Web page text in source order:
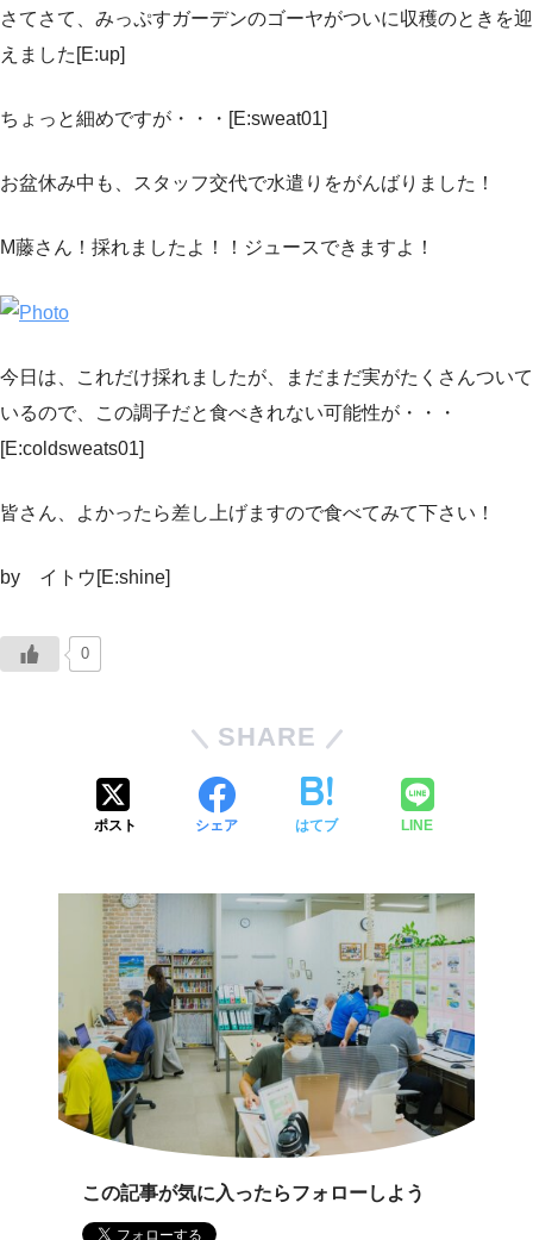
さてさて、みっぷすガーデンのゴーヤがついに収穫のときを迎
えました[E:up]
ちょっと細めですが・・・[E:sweat01]
お盆休み中も、スタッフ交代で水遣りをがんばりました！
M藤さん！採れましたよ！！ジュースできますよ！
今日は、これだけ採れましたが、まだまだ実がたくさんついて
いるので、この調子だと食べきれない可能性が・・・
[E:coldsweats01]
皆さん、よかったら差し上げますので食べてみて下さい！
by イトウ[E:shine]
0
SHARE
ポスト シェア はてブ LINE
この記事が気に入ったらフォローしよう